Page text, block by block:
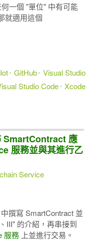
一個 "單位" 中有可能
就適用這個
GitHub Visual Studio
Studio Code Xcode
SmartContract 應
服務並與其進行乙
Service
撰寫 SmartContract 並
III" 的介紹，再串接到
服務上並進行交易。